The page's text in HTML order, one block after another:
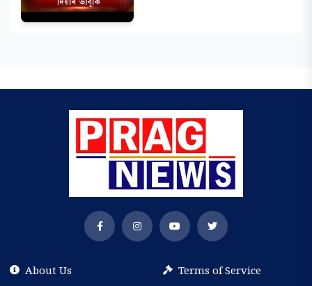
About Us
Terms of Service